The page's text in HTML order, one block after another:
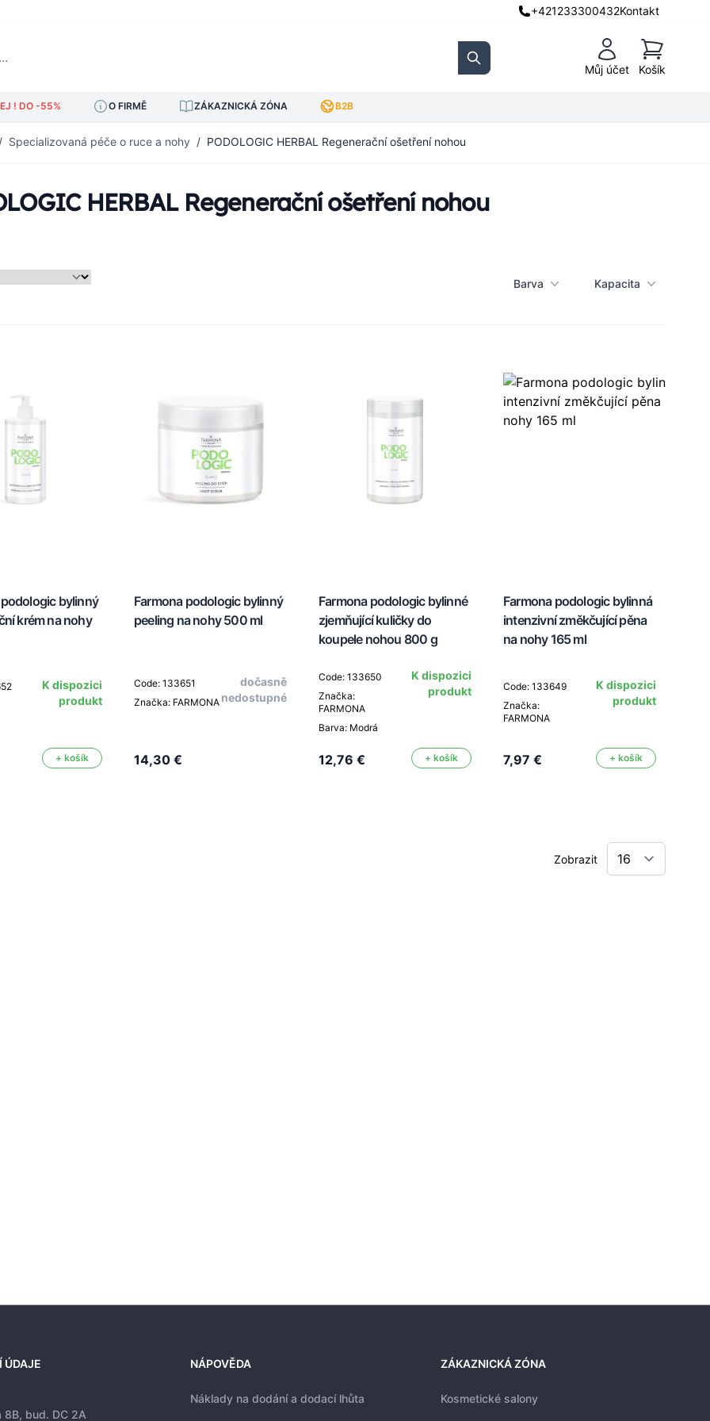
+421233300432Kontakt
Search Můj účet
Košík
Košík
! DO -55% O FIRMĚ ZÁKAZNICKÁ ZÓNA B2B
/ Specializovaná péče o ruce a nohy / PODOLOGIC HERBAL Regenerační ošetření nohou
HERBAL Regenerační ošetření nohou
Barva Kapacita
bylinný
krém na nohy
K dispozici
produkt
+ košík
Farmona podologic bylinný
peeling na nohy 500 ml
Code: 133651
Značka: FARMONA
dočasně
nedostupné
14,30 €
Farmona podologic bylinné
zjemňující kuličky do
koupele nohou 800 g
Code: 133650
Značka:
FARMONA
Barva: Modrá
K dispozici
produkt
12,76 € + košík
Farmona podologic bylinná
intenzivní změkčující pěna
na nohy 165 ml
Code: 133649
Značka:
FARMONA
K dispozici
produkt
7,97 € + košík
Zobrazit
ÚDAJE
8B, bud. DC 2A
NÁPOVĚDA
Náklady na dodání a dodací lhůta
ZÁKAZNICKÁ ZÓNA
Kosmetické salony